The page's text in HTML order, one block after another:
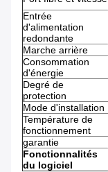
Entrée
d'alimentation
redondante
Marche arrière
Consommation
d'énergie
Degré de
protection
Mode d'installation
Température de
fonctionnement
garantie
Fonctionnalités
du logiciel